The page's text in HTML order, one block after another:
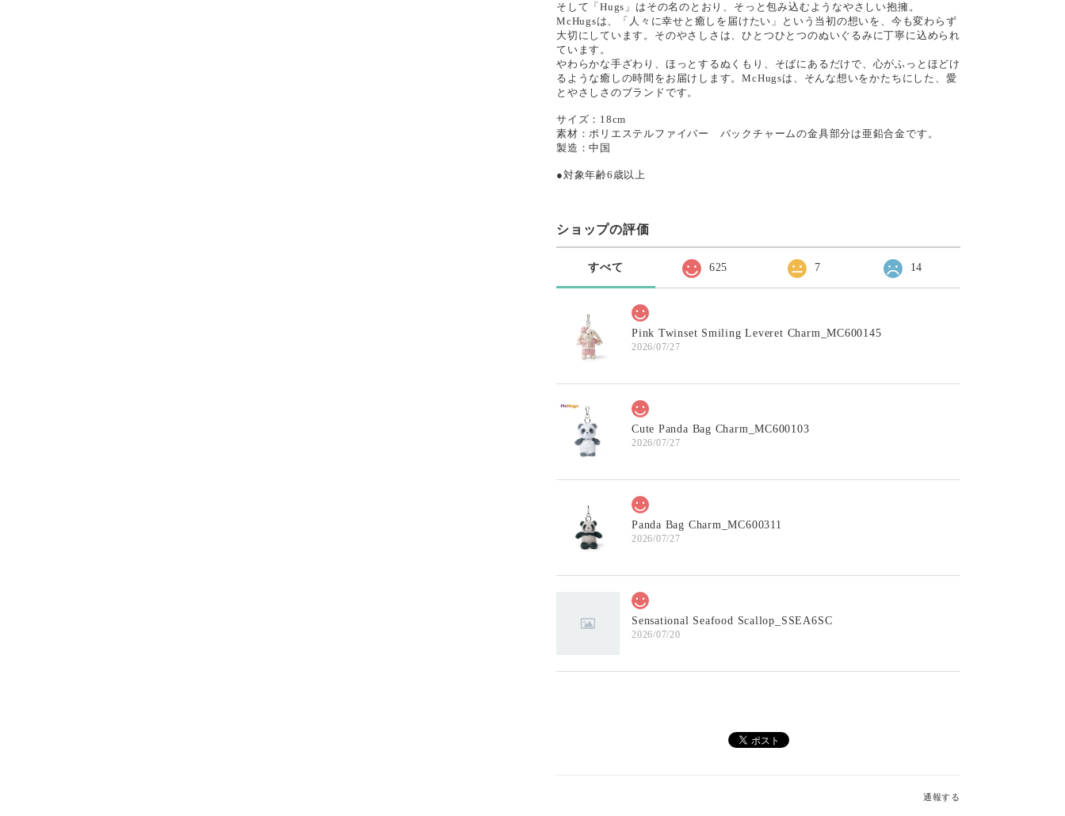
そして「Hugs」はその名のとおり、そっと包み込むようなやさしい抱擁。
McHugsは、「人々に幸せと癒しを届けたい」という当初の想いを、今も変わらず
大切にしています。そのやさしさは、ひとつひとつのぬいぐるみに丁寧に込められ
ています。
やわらかな手ざわり、ほっとするぬくもり、そばにあるだけで、心がふっとほどけ
るような癒しの時間をお届けします。McHugsは、そんな想いをかたちにした、愛
とやさしさのブランドです。
サイズ：18cm
素材：ポリエステルファイバー バックチャームの金具部分は亜鉛合金です。
製造：中国
●対象年齢6歳以上
ショップの評価
すべて 625 7 14
Pink Twinset Smiling Leveret Charm_MC600145
2026/07/27
Cute Panda Bag Charm_MC600103
2026/07/27
Panda Bag Charm_MC600311
2026/07/27
Sensational Seafood Scallop_SSEA6SC
2026/07/20
通報する